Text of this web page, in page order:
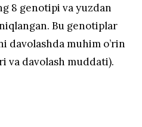
8 genotipi va yuzdan
Bu genotiplar
davolashda muhim o’rin
va davolash muddati).